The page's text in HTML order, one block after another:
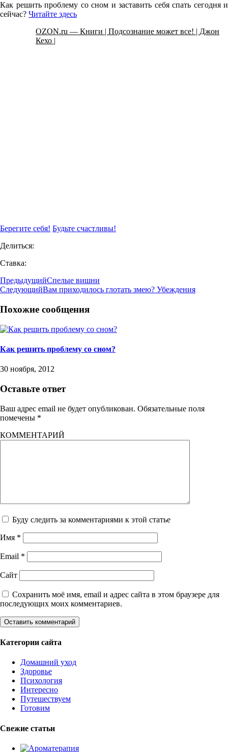
Как решить проблему со сном и заставить себя спать сегодня и
сейчас? Читайте здесь
OZON.ru — Книги | Подсознание может все! | Джон
Кехо |
Берегите себя! Будьте счастливы!
Делиться:
Ставка:
ПредыдущийСпелые вишни
СледующийВам приходилось глотать змею? Убеждения
Похожие сообщения
Как решить проблему со сном?
30 ноября, 2012
Оставьте ответ
Ваш адрес email не будет опубликован. Обязательные поля
помечены *
КОММЕНТАРИЙ
Буду следить за комментариями к этой статье
Имя *
Email *
Сайт
Сохранить моё имя, email и адрес сайта в этом браузере для
последующих моих комментариев.
Категории сайта
Домашний уход
Здоровье
Психология
Интересно
Путешествуем
Готовим
Свежие статьи